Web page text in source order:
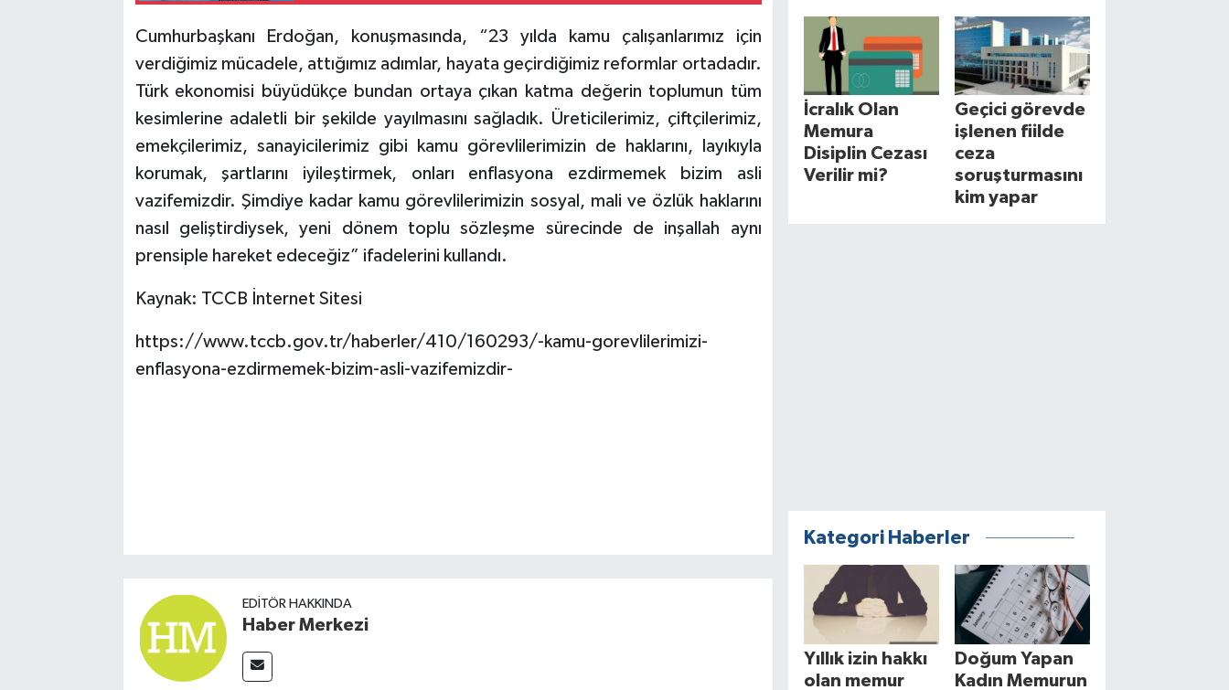
Cumhurbaşkanı Erdoğan, konuşmasında, “23 yılda kamu çalışanlarımız için
verdiğimiz mücadele, attığımız adımlar, hayata geçirdiğimiz reformlar ortadadır.
Türk ekonomisi büyüdükçe bundan ortaya çıkan katma değerin toplumun tüm
kesimlerine adaletli bir şekilde yayılmasını sağladık. Üreticilerimiz, çiftçilerimiz,
emekçilerimiz, sanayicilerimiz gibi kamu görevlilerimizin de haklarını, layıkıyla
korumak, şartlarını iyileştirmek, onları enflasyona ezdirmemek bizim asli
vazifemizdir. Şimdiye kadar kamu görevlilerimizin sosyal, mali ve özlük haklarını
nasıl geliştirdiysek, yeni dönem toplu sözleşme sürecinde de inşallah aynı
prensiple hareket edeceğiz” ifadelerini kullandı.
Kaynak: TCCB İnternet Sitesi
https://www.tccb.gov.tr/haberler/410/160293/-kamu-gorevlilerimizi-
enflasyona-ezdirmemek-bizim-asli-vazifemizdir-
EDITÖR HAKKINDA
Haber Merkezi
İcralık Olan
Memura
Disiplin Cezası
Verilir mi?
Geçici görevde
işlenen fiilde
ceza
soruşturmasını
kim yapar
Kategori Haberler
Yıllık izin hakkı
olan memur
Doğum Yapan
Kadın Memurun